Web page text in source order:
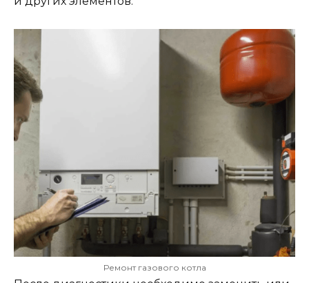
Ремонт газового котла